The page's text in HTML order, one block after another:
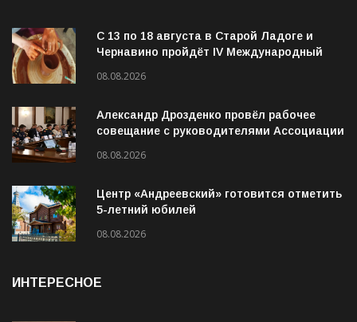
С 13 по 18 августа в Старой Ладоге и
Чернавино пройдёт IV Международный
08.08.2026
Александр Дрозденко провёл рабочее
совещание с руководителями Ассоциации
08.08.2026
Центр «Андреевский» готовится отметить
5-летний юбилей
08.08.2026
ИНТЕРЕСНОЕ